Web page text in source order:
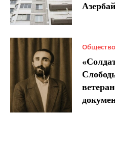
Общество